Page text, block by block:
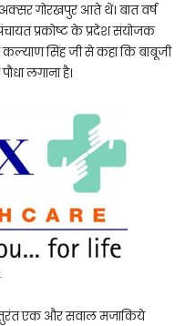
गोरखपुर आते थें। बात वर्ष
प्रकोष्ट के प्रदेश संयोजक
सिंह जी से कहा कि बाबूजी
लगाना है।
एक और सवाल मजाकिये